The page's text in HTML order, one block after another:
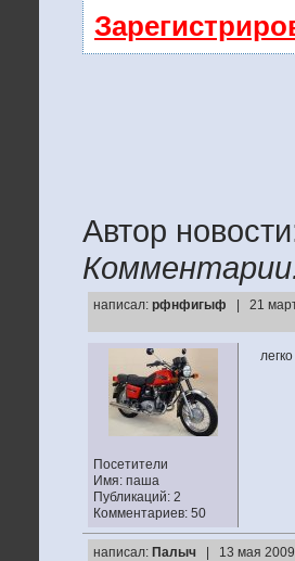
Автор
написал: рфнфигыф | 21
Посетители
Имя: паша
Публикаций: 2
Комментариев: 50
написал: Палыч | 13 мая